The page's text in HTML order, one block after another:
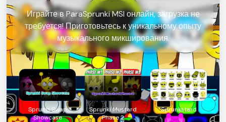
Играйте в ParaSprunki MSI онлайн, загрузка не
требуется! Приготовьтесь к уникальному опыту
музыкального микширования.
Sprunki Swap
Showcase
Sprunki Mustard
Phase 2
Sprunkstard